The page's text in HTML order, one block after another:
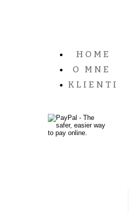
HOME
O MNE
KLIENTI